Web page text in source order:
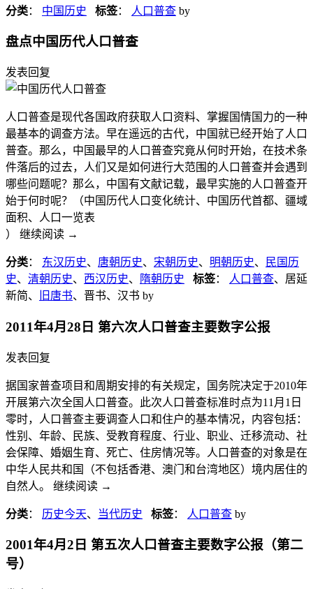
分类： 中国历史 标签： 人口普查 by
盘点中国历代人口普查
发表回复
人口普查是现代各国政府获取人口资料、掌握国情国力的一种
最基本的调查方法。早在遥远的古代，中国就已经开始了人口
普查。那么，中国最早的人口普查究竟从何时开始，在技术条
件落后的过去，人们又是如何进行大范围的人口普查并会遇到
哪些问题呢？那么，中国有文献记载，最早实施的人口普查开
始于何时呢？（中国历代人口变化统计、中国历代首都、疆域
面积、人口一览表
） 继续阅读 →
分类： 东汉历史、 唐朝历史、 宋朝历史、 明朝历史、
民国历
史、 清朝历史、 西汉历史、 隋朝历史 标签： 人口普查、居延
新简、
旧唐书、晋书、汉书 by
2011年4月28日 第六次人口普查主要数字公报
发表回复
据国家普查项目和周期安排的有关规定，国务院决定于2010年
开展第六次全国人口普查。此次人口普查标准时点为11月1日
零时，人口普查主要调查人口和住户的基本情况，内容包括：
性别、年龄、民族、受教育程度、行业、职业、迁移流动、社
会保障、婚姻生育、死亡、住房情况等。人口普查的对象是在
中华人民共和国（不包括香港、澳门和台湾地区）境内居住的
自然人。 继续阅读 →
分类： 历史今天、 当代历史 标签： 人口普查 by
2001年4月2日 第五次人口普查主要数字公报（第二
号）